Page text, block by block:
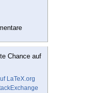
Chance auf
LaTeX.org